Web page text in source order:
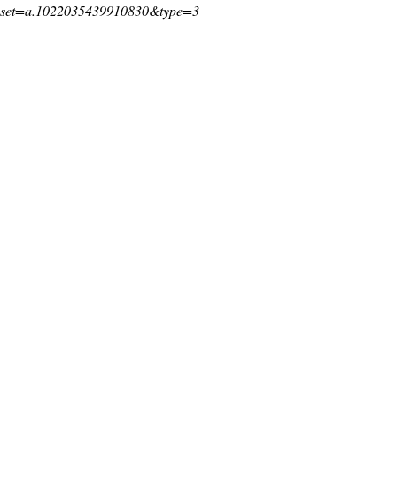
set=a.1022035439910830&type=3